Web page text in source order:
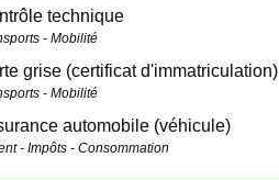
technique
- Mobilité
grise (certificat d'immatriculation)
- Mobilité
automobile (véhicule)
- Impôts - Consommation